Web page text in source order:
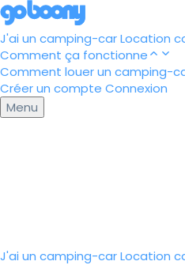
J'ai un camping-carLocation
Comment ça fonctionne
Comment louer un camping-
Créer un compte Connexion
Menu
J'ai un camping-carLocation